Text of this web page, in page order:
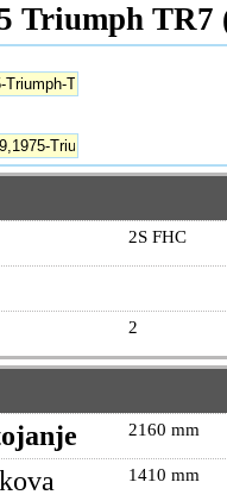
Triumph TR7
2S FHC
2
2160 mm
1410 mm